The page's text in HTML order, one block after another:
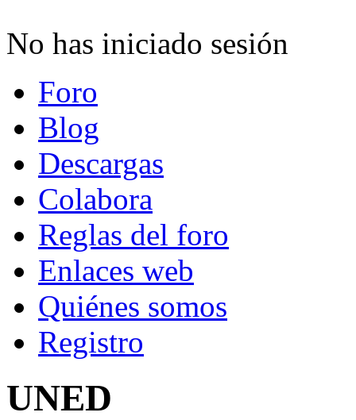
No has iniciado sesión
Foro
Blog
Descargas
Colabora
Reglas del foro
Enlaces web
Quiénes somos
Registro
UNED